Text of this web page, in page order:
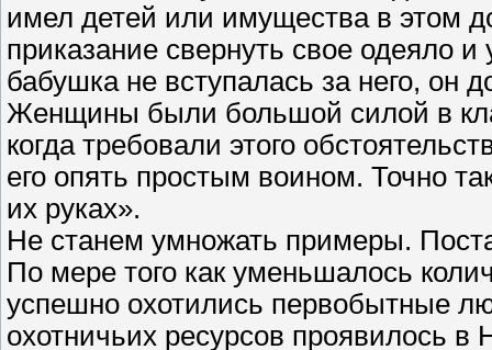
имел детей или имущества в этом
приказание свернуть свое одеяло
бабушка не вступалась за него, он
Женщины были большой силой в
когда требовали этого
его опять простым воином. Точно
их руках».
Не станем умножать примеры.
По мере того как уменьшалось
успешно охотились первобытные
охотничьих ресурсов проявилось